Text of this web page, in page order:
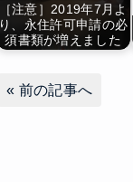
［注意］2019年7月よ
り、永住許可申請の必
須書類が増えました
« 前の記事へ